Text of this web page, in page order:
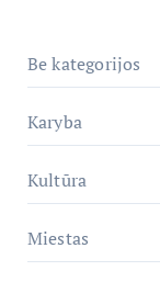
Be kategorijos
Karyba
Kultūra
Miestas